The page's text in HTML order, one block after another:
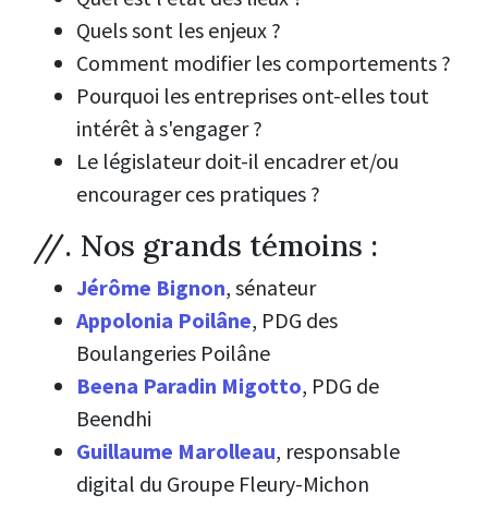
Quels sont les enjeux ?
Comment modifier les comportements ?
Pourquoi les entreprises ont-elles tout
intérêt à s'engager ?
Le législateur doit-il encadrer et/ou
encourager ces pratiques ?
//. Nos grands témoins :
Jérôme Bignon, sénateur
Appolonia Poilâne, PDG des
Boulangeries Poilâne
Beena Paradin Migotto, PDG de
Beendhi
Guillaume Marolleau, responsable
digital du Groupe Fleury-Michon